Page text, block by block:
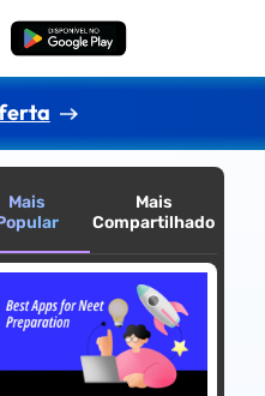
Baixar Grátis
Mais
Mais
Compartilhado